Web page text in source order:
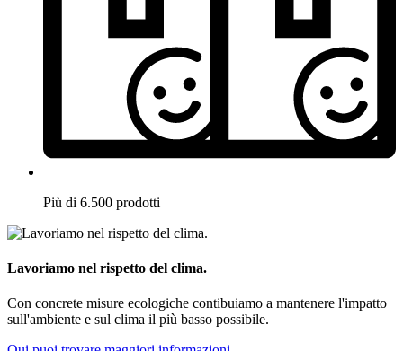
Più di 6.500 prodotti
Lavoriamo nel rispetto del clima.
Con concrete misure ecologiche contibuiamo a mantenere l'impatto
sull'ambiente e sul clima il più basso possibile.